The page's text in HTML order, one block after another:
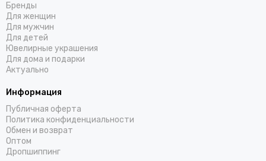
Бренды
Для женщин
Для мужчин
Для детей
Ювелирные украшения
Для дома и подарки
Актуально
Информация
Публичная оферта
Политика конфиденциальности
Обмен и возврат
Оптом
Дропшиппинг